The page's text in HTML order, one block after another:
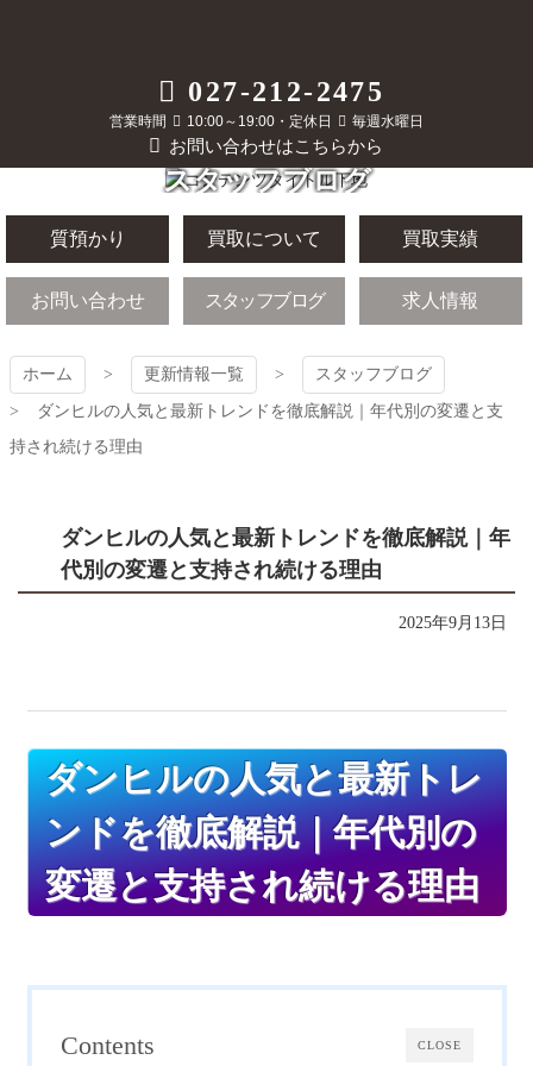
ス
ッ
質屋かんてい局
前橋店
027-212-2475
営業時間 10:00～19:00・定休日 毎週水曜日
お問い合わせはこちらから
スタッフブログ
質預かり 買取について 買取実績
お問い合わせ スタッフブログ 求人情報
ホーム 更新情報一覧 スタッフブログ
ダンヒルの人気と最新トレンドを徹底解説｜年代別の変遷と支
持され続ける理由
ダンヒルの人気と最新トレンドを徹底解説｜年
代別の変遷と支持され続ける理由
2025年9月13日
ダンヒルの人気と最新トレ
ンドを徹底解説｜年代別の
変遷と支持され続ける理由
CLOSE
Contents